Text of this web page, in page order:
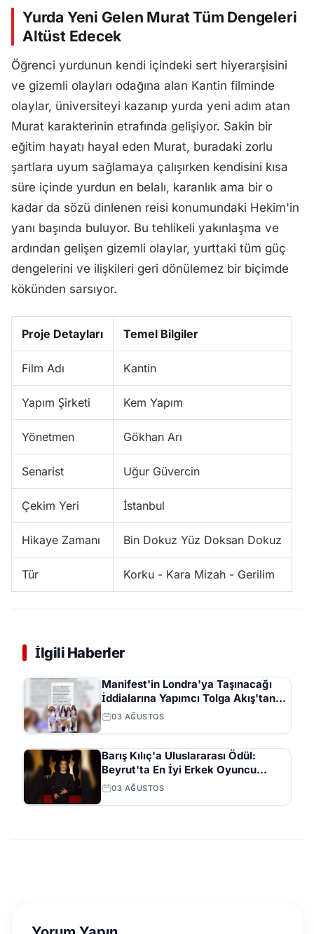
Yurda Yeni Gelen Murat Tüm Dengeleri
Altüst Edecek
Öğrenci yurdunun kendi içindeki sert hiyerarşisini
ve gizemli olayları odağına alan Kantin filminde
olaylar, üniversiteyi kazanıp yurda yeni adım atan
Murat karakterinin etrafında gelişiyor. Sakin bir
eğitim hayatı hayal eden Murat, buradaki zorlu
şartlara uyum sağlamaya çalışırken kendisini kısa
süre içinde yurdun en belalı, karanlık ama bir o
kadar da sözü dinlenen reisi konumundaki Hekim'in
yanı başında buluyor. Bu tehlikeli yakınlaşma ve
ardından gelişen gizemli olaylar, yurttaki tüm güç
dengelerini ve ilişkileri geri dönülemez bir biçimde
kökünden sarsıyor.
Proje Detayları Temel Bilgiler
Film Adı Kantin
Yapım Şirketi Kem Yapım
Yönetmen Gökhan Arı
Senarist Uğur Güvercin
Çekim Yeri İstanbul
Hikaye Zamanı Bin Dokuz Yüz Doksan Dokuz
Tür Korku - Kara Mizah - Gerilim
İlgili Haberler
Manifest'in Londra'ya Taşınacağı
İddialarına Yapımcı Tolga Akış'tan
Açıklama
03 AĞUSTOS
Barış Kılıç'a Uluslararası Ödül:
Beyrut'ta En İyi Erkek Oyuncu
Seçildi
03 AĞUSTOS